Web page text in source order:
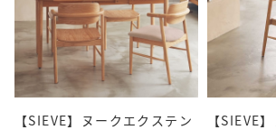
【SIEVE】ヌークエクステン
【SIEVE